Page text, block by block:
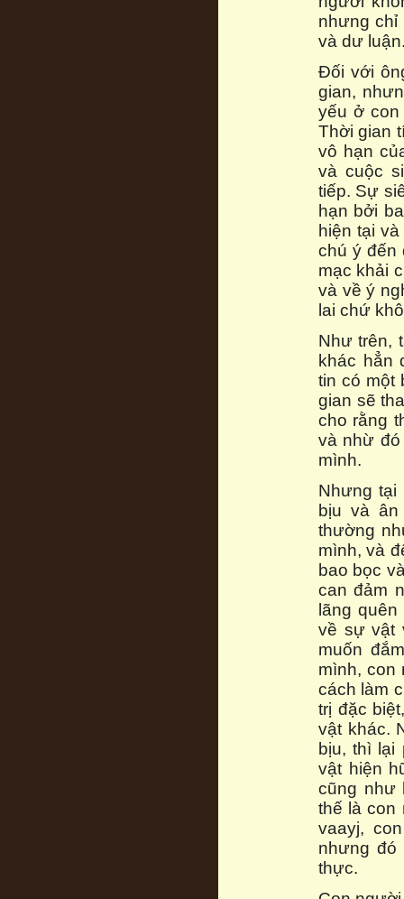
nhưng chỉ
và dư
Đối với
gian,
yếu ở con
Thời gian
vô hạn
và cuộc
tiếp. Sự
hạn bởi
hiện tại
chú ý đến
mạc khải
và về ý
lai chứ
Như trên,
khác hẳn
tin có một
gian sẽ
cho rằng
và nhừ
mình.
Nhưng tại
bịu và
thường
mình, và
bao bọc
can đảm
lãng
về sự vật
muốn
mình, con
cách làm
trị đặc
vật khác.
bịu, thì lại
vật hiện
cũng như
thế là con
vaayj,
nhưng đó
thực.